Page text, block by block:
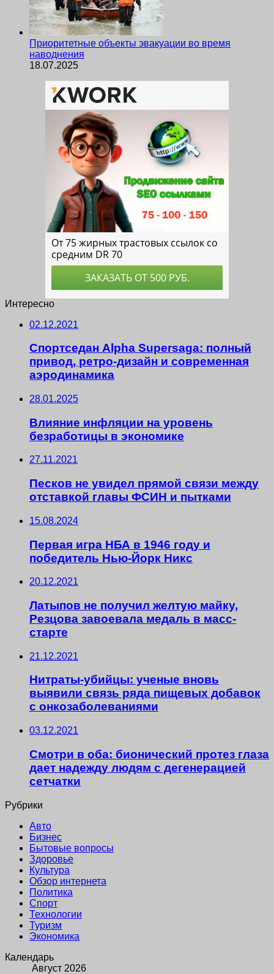
Приоритетные объекты эвакуации во время
наводнения
18.07.2025
Интересно
02.12.2021
Спортседан Alpha Supersaga: полный
привод, ретро-дизайн и современная
аэродинамика
28.01.2025
Влияние инфляции на уровень
безработицы в экономике
27.11.2021
Песков не увидел прямой связи между
отставкой главы ФСИН и пытками
15.08.2024
Первая игра НБА в 1946 году и
победитель Нью-Йорк Никс
20.12.2021
Латыпов не получил желтую майку,
Резцова завоевала медаль в масс-
старте
21.12.2021
Нитраты-убийцы: ученые вновь
выявили связь ряда пищевых добавок
с онкозаболеваниями
03.12.2021
Смотри в оба: бионический протез глаза
дает надежду людям с дегенерацией
сетчатки
Рубрики
Авто
Бизнес
Бытовые вопросы
Здоровье
Культура
Обзор интернета
Политика
Спорт
Технологии
Туризм
Экономика
Календарь
Август 2026